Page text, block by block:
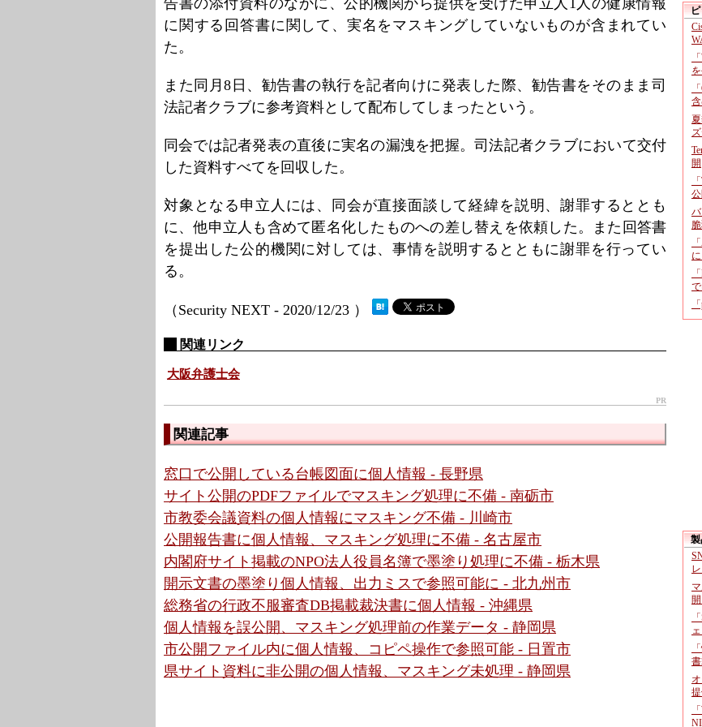
告書の添付資料のなかに、公的機関から提供を受けた申立人1人の健康情報
に関する回答書に関して、実名をマスキングしていないものが含まれてい
た。
また同月8日、勧告書の執行を記者向けに発表した際、勧告書をそのまま司
法記者クラブに参考資料として配布してしまったという。
同会では記者発表の直後に実名の漏洩を把握。司法記者クラブにおいて交付
した資料すべてを回収した。
対象となる申立人には、同会が直接面談して経緯を説明、謝罪するととも
に、他申立人も含めて匿名化したものへの差し替えを依頼した。また回答書
を提出した公的機関に対しては、事情を説明するとともに謝罪を行ってい
る。
（Security NEXT - 2020/12/23 ）
関連リンク
大阪弁護士会
PR
関連記事
窓口で公開している台帳図面に個人情報 - 長野県
サイト公開のPDFファイルでマスキング処理に不備 - 南砺市
市教委会議資料の個人情報にマスキング不備 - 川崎市
公開報告書に個人情報、マスキング処理に不備 - 名古屋市
内閣府サイト掲載のNPO法人役員名簿で墨塗り処理に不備 - 栃木県
開示文書の墨塗り個人情報、出力ミスで参照可能に - 北九州市
総務省の行政不服審査DB掲載裁決書に個人情報 - 沖縄県
個人情報を誤公開、マスキング処理前の作業データ - 静岡県
市公開ファイル内に個人情報、コピペ操作で参照可能 - 日置市
県サイト資料に非公開の個人情報、マスキング未処理 - 静岡県
開